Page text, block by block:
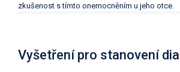
zkušenost s tímto onemocněním u jeho otce.
Vyšetření pro stanovení